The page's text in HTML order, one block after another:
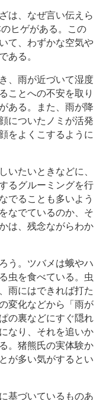
は、なぜ言い伝えら
ヒゲがある。この
て、わずかな空気や
ある。
、雨が近づいて湿度
ことへの不安を取り
ある。また、雨が降
についたノミが活発
をよくこするように
いたいときなどに、
るグルーミングを行
でることも多いよう
なでているのか、そ
は、残念ながらわか
う。ツバメは蛾やハ
虫を食べている。虫
雨にはできれば打た
変化などから「雨が
の裏などにすぐ隠れ
なり、それを追いか
。猪熊氏の実体験か
が多い気がするとい
基づいているものあ